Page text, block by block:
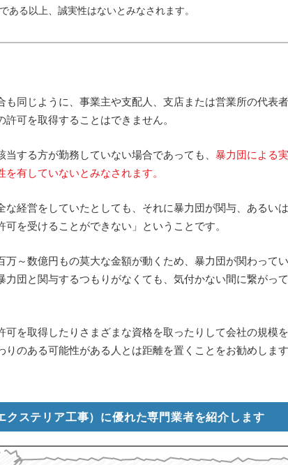
ある以上、誠実性はないとみなされます。
も同じように、事業主や支配人、支店または営業所の代表
許可を取得することはできません。
当する方が勤務していない場合であっても、 暴力団による
を有していないとみなされます。
な経営をしていたとしても、それに暴力団が関与、あるい
可を受けることができない」ということです。
万～数億円もの莫大な金額が動くため、暴力団が関わって
力団と関与するつもりがなくても、気付かない間に繋がっ
可を取得したりさまざまな資格を取ったりして会社の規模
りのある可能性がある人とは距離を置くことをお勧めします
クステリア工事）に優れた専門業者を紹介します